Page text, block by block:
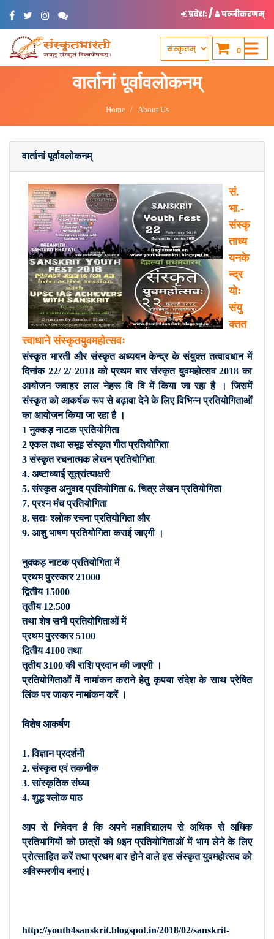
प्रवेशः/ पञ्जीकरणम्
0
वार्तानां पूर्वावलोकनम्
Home About Us
वार्तानां पूर्वावलोकनम्
सं.
भा.-
संस्कृ
ताध्य
यनके
न्द्र
योः
संयु
क्तत
त्त्वाधाने संस्कृतयुवमहोत्सवः
संस्कृत भारती और संस्कृत अध्ययन केन्द्र के संयुक्त तत्वावधान में
दिनांक 22/ 2/ 2018 को प्रथम बार संस्कृत युवमहोत्सव 2018 का
आयोजन जवाहर लाल नेहरू वि वि में किया जा रहा है । जिसमें
संस्कृत को आकर्षक रूप से बढ़ावा देने के लिए विभिन्न प्रतियोगिताओं
का आयोजन किया जा रहा है ।
1 नुक्कड़ नाटक प्रतियोगिता
2 एकल तथा समूह संस्कृत गीत प्रतियोगिता
3 संस्कृत रचनात्मक लेखन प्रतियोगिता
4. अष्टाध्याई सूत्रांत्याक्षरी
5. संस्कृत अनुवाद प्रतियोगिता 6. चित्र लेखन प्रतियोगिता
7. प्रश्न मंच प्रतियोगिता
8. सद्यः श्लोक रचना प्रतियोगिता और
9. आशु भाषण प्रतियोगिता कराई जाएगी ।
नुक्कड़ नाटक प्रतियोगिता में
प्रथम पुरस्कार 21000
द्वितीय 15000
तृतीय 12.500
तथा शेष सभी प्रतियोगिताओं में
प्रथम पुरस्कार 5100
द्वितीय 4100 तथा
तृतीय 3100 की राशि प्रदान की जाएगी ।
प्रतियोगिताओं में नामांकन कराने हेतु कृपया संदेश के साथ प्रेषित
लिंक पर जाकर नामांकन करें ।
विशेष आकर्षण
1. विज्ञान प्रदर्शनी
2. संस्कृत एवं तकनीक
3. सांस्कृतिक संध्या
4. शुद्ध श्लोक पाठ
आप से निवेदन है कि अपने महाविद्यालय से अधिक से अधिक
प्रतिभागियों को छात्रों को 9इन प्रतियोगिताओं में भाग लेने के लिए
प्रोत्साहित करें तथा प्रथम बार होने वाले इस संस्कृत युवमहोत्सव को
अविस्मरणीय बनाएं।
http://youth4sanskrit.blogspot.in/2018/02/sanskrit-